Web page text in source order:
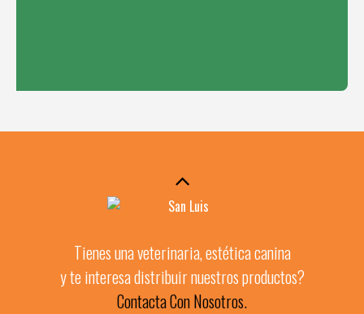
Tienes una veterinaria, estética canina
y te interesa distribuir nuestros productos?
Contacta Con Nosotros.